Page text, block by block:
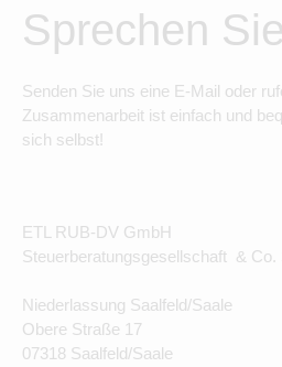
Sprechen
Senden Sie uns eine E-Mail oder
Zusammenarbeit ist einfach und
sich selbst!
ETL RUB-DV GmbH
Steuerberatungsgesellschaft & Co.
Niederlassung Saalfeld/Saale
Obere Straße 17
07318 Saalfeld/Saale